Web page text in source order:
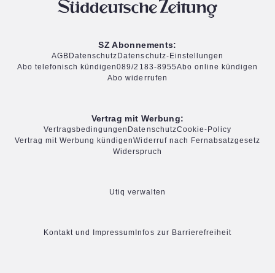
SZ Abonnements:
AGB Datenschutz Datenschutz-Einstellungen
Abo telefonisch kündigen089/2183-8955Abo online kündigen
Abo widerrufen
Vertrag mit Werbung:
Vertragsbedingungen DatenschutzCookie-Policy
Vertrag mit Werbung kündigenWiderruf nach Fernabsatzgesetz
Widerspruch
Utiq verwalten
Kontakt und Impressum Infos zur Barrierefreiheit